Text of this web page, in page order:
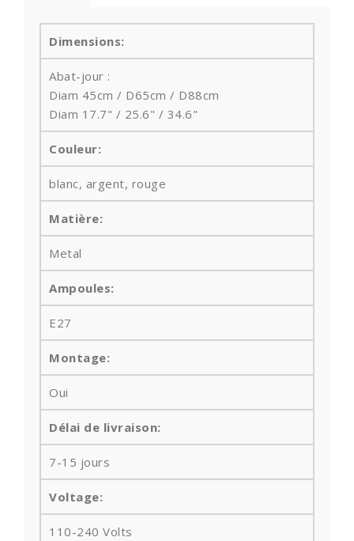
Dimensions:
Abat-jour :
Diam 45cm / D65cm / D88cm
Diam 17.7" / 25.6" / 34.6"
Couleur:
blanc, argent, rouge
Matière:
Metal
Ampoules:
E27
Montage:
Oui
Délai de livraison:
7-15 jours
Voltage:
110-240 Volts